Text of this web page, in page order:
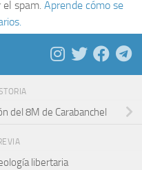
el spam. Aprende cómo se
del 8M de Carabanchel
libertaria